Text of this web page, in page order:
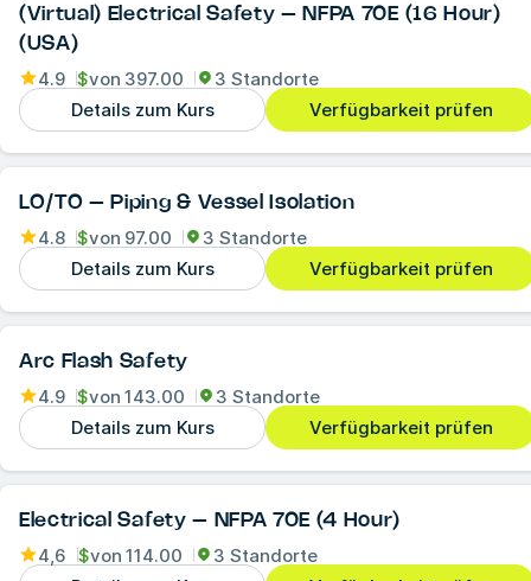
(Virtual) Electrical Safety – NFPA 70E (16 Hour)
(USA)
4.9 $von 397.00
3 Standorte
Details zum Kurs
Verfügbarkeit prüfen
LO/TO – Piping & Vessel Isolation
4.8 $von 97.00
3 Standorte
Details zum Kurs
Verfügbarkeit prüfen
Arc Flash Safety
4.9 $von 143.00
3 Standorte
Details zum Kurs
Verfügbarkeit prüfen
Electrical Safety – NFPA 70E (4 Hour)
4,6 $von 114.00
3 Standorte